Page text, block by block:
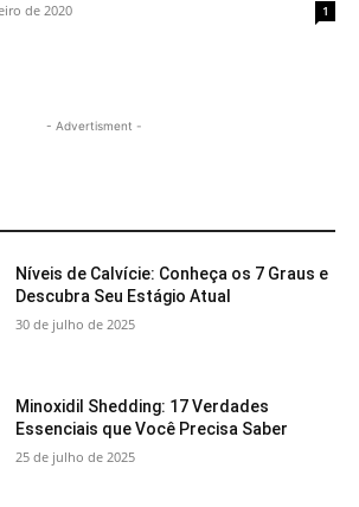
de 2020 1
- Advertisment -
Níveis de Calvície: Conheça os 7 Graus e
Descubra Seu Estágio Atual
30 de julho de 2025
Minoxidil Shedding: 17 Verdades
Essenciais que Você Precisa Saber
25 de julho de 2025